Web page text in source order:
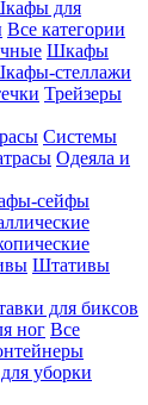
для
Все категории
Шкафы
стеллажи
Трейзеры
Системы
Одеяла и
сейфы
Штативы
для биксов
ног Все
уборки